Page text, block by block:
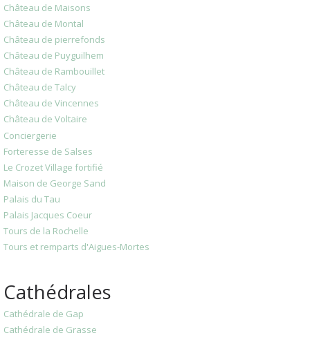
Château de Maisons
Château de Montal
Château de pierrefonds
Château de Puyguilhem
Château de Rambouillet
Château de Talcy
Château de Vincennes
Château de Voltaire
Conciergerie
Forteresse de Salses
Le Crozet Village fortifié
Maison de George Sand
Palais du Tau
Palais Jacques Coeur
Tours de la Rochelle
Tours et remparts d'Aigues-Mortes
Cathédrales
Cathédrale de Gap
Cathédrale de Grasse